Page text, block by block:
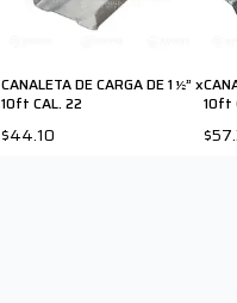
CANALETA DE CARGA DE 1 ½” x
10ft CAL. 22
$44.10
10ft